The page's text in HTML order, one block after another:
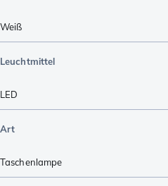
Weiß
Leuchtmittel
LED
Art
Taschenlampe